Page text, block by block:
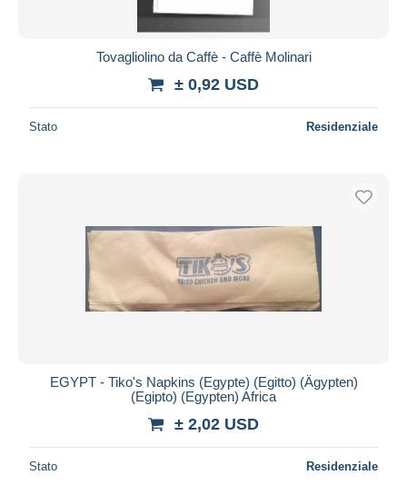
Tovagliolino da Caffè - Caffè Molinari
± 0,92 USD
Stato Residenziale
EGYPT - Tiko's Napkins (Egypte) (Egitto) (Ägypten)
(Egipto) (Egypten) Africa
± 2,02 USD
Stato Residenziale